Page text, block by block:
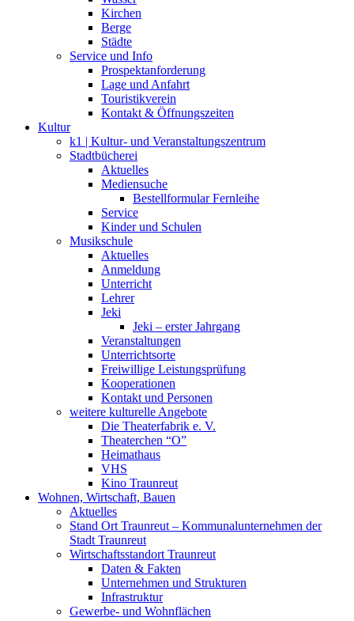
Kirchen
Berge
Städte
Service und Info
Prospektanforderung
Lage und Anfahrt
Touristikverein
Kontakt & Öffnungszeiten
Kultur
k1 | Kultur- und Veranstaltungszentrum
Stadtbücherei
Aktuelles
Mediensuche
Bestellformular Fernleihe
Service
Kinder und Schulen
Musikschule
Aktuelles
Anmeldung
Unterricht
Lehrer
Jeki
Jeki – erster Jahrgang
Veranstaltungen
Unterrichtsorte
Freiwillige Leistungsprüfung
Kooperationen
Kontakt und Personen
weitere kulturelle Angebote
Die Theaterfabrik e. V.
Theaterchen “O”
Heimathaus
VHS
Kino Traunreut
Wohnen, Wirtschaft, Bauen
Aktuelles
Stand Ort Traunreut – Kommunalunternehmen der
Stadt Traunreut
Wirtschaftsstandort Traunreut
Daten & Fakten
Unternehmen und Strukturen
Infrastruktur
Gewerbe- und Wohnflächen